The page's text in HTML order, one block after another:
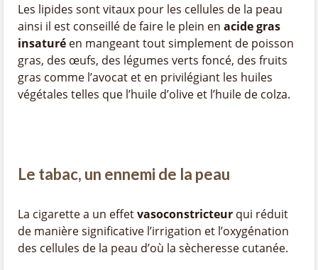
Les lipides sont vitaux pour les cellules de la peau
ainsi il est conseillé de faire le plein en acide gras
insaturé en mangeant tout simplement de poisson
gras, des œufs, des légumes verts foncé, des fruits
gras comme l’avocat et en privilégiant les huiles
végétales telles que l’huile d’olive et l’huile de colza.
Le tabac, un ennemi de la peau
La cigarette a un effetvasoconstricteur qui réduit
de manière significative l’irrigation et l’oxygénation
des cellules de la peau d’où la sècheresse cutanée.